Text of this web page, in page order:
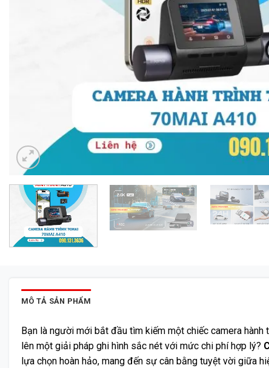
MÔ TẢ SẢN PHẨM
Bạn là người mới bắt đầu tìm kiếm một chiếc camera hành
lên một giải pháp ghi hình sắc nét với mức chi phí hợp lý?
lựa chọn hoàn hảo, mang đến sự cân bằng tuyệt vời giữa